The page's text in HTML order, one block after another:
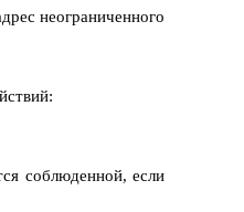
неограниченного
соблюденной, если